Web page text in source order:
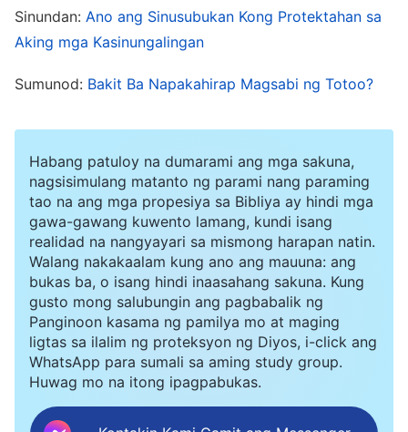
makaalam, dahil nasa ilalim lang ng mga
mayroong sinumang nanonood sa mga kuha ng
kilos ko. Minsan, lalapit ang amo ko at
tatanungin ako, “Bakit hindi ka nagbigay ng
resibo sa mamimiling iyon?” at agad akong
kikilos na parang walang pakialam at sasabihing,
“Sinabi nilang maliit na halaga lang iyon, kaya
hindi na nila kailangan ng resibo, at nakalimutan
ko na lang.” Pagkarinig niyon, hindi na
magsasalita ang amo ko. Naging “perpekto” ang
pagtatago ng mga hindi pagkakatugma sa
ganitong paraan. Pero kahit anong mangyari,
Sinundan: Ano ang Sinusubukan Kong Protektahan sa
Aking mga Kasinungalingan
Sumunod: Bakit Ba Napakahirap Magsabi ng Totoo?
Habang patuloy na dumarami ang mga sakuna,
nagsisimulang matanto ng parami nang paraming
tao na ang mga propesiya sa Bibliya ay hindi mga
gawa-gawang kuwento lamang, kundi isang
realidad na nangyayari sa mismong harapan natin.
Walang nakakaalam kung ano ang mauuna: ang
bukas ba, o isang hindi inaasahang sakuna. Kung
gusto mong salubungin ang pagbabalik ng
Panginoon kasama ng pamilya mo at maging
ligtas sa ilalim ng proteksyon ng Diyos, i-click ang
WhatsApp para sumali sa aming study group.
Huwag mo na itong ipagpabukas.